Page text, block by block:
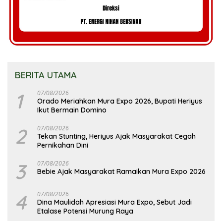
BERITA UTAMA
1 07/08/2026
Orado Meriahkan Mura Expo 2026, Bupati Heriyus
Ikut Bermain Domino
2 07/08/2026
Tekan Stunting, Heriyus Ajak Masyarakat Cegah
Pernikahan Dini
3 07/08/2026
Bebie Ajak Masyarakat Ramaikan Mura Expo 2026
4 07/08/2026
Dina Maulidah Apresiasi Mura Expo, Sebut Jadi
Etalase Potensi Murung Raya